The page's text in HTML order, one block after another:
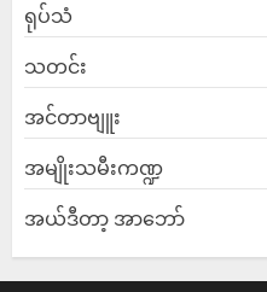
ရုပ်သံ
သတင်း
အင်တာဗျူး
အမျိုးသမီးကဏ္ဍ
အယ်ဒီတာ့ အာဘော်